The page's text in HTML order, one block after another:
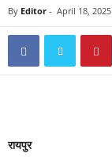
By Editor - April 18, 2025
रायपुर